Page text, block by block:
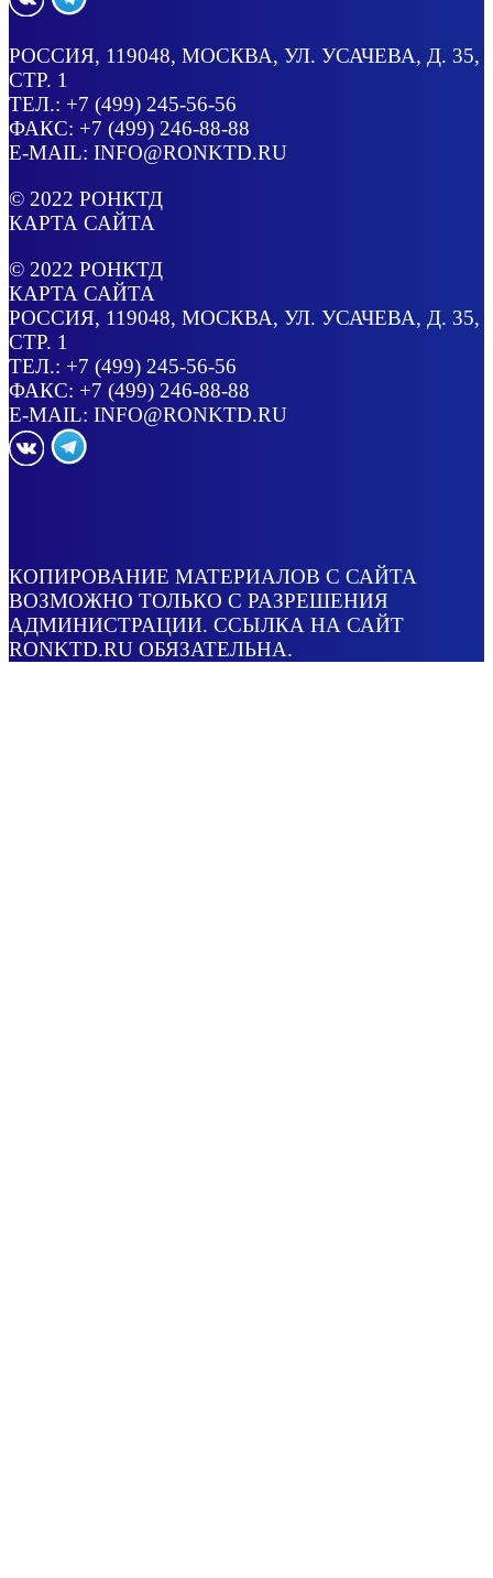
РОССИЯ, 119048, МОСКВА, УЛ. УСАЧЕВА, Д. 35,
СТР. 1
ТЕЛ.: +7 (499) 245-56-56
ФАКС: +7 (499) 246-88-88
E-MAIL: INFO@RONKTD.RU
© 2022 РОНКТД
КАРТА САЙТА
© 2022 РОНКТД
КАРТА САЙТА
РОССИЯ, 119048, МОСКВА, УЛ. УСАЧЕВА, Д. 35,
СТР. 1
ТЕЛ.: +7 (499) 245-56-56
ФАКС: +7 (499) 246-88-88
E-MAIL: INFO@RONKTD.RU
КОПИРОВАНИЕ МАТЕРИАЛОВ С САЙТА
ВОЗМОЖНО ТОЛЬКО С РАЗРЕШЕНИЯ
АДМИНИСТРАЦИИ. ССЫЛКА НА САЙТ
RONKTD.RU ОБЯЗАТЕЛЬНА.